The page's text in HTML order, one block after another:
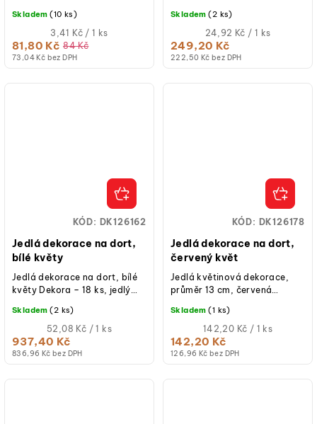
73,04 Kč bez DPH
81,80 Kč 84 Kč
Měrná
cena:
3,41 Kč / 1 ks
Skladem (10 ks)
dorty.
222,50 Kč bez DPH
249,20 Kč
Měrná
cena:
24,92 Kč / 1 ks
Skladem (2 ks)
zdobení dortů a dezertů.
Jedlá dekorace na dort,
bílé květy
836,96 Kč bez DPH
937,40 Kč
Měrná
cena:
52,08 Kč / 1 ks
Skladem (2 ks)
Jedlá dekorace na dort, bílé
květy Dekora – 18 ks, jedlý
k použití na dorty, cupcakes
KÓD: DK126162
Jedlá dekorace na dort,
červený květ
126,96 Kč bez DPH
142,20 Kč
Měrná
cena:
142,20 Kč / 1 ks
Skladem (1 ks)
Jedlá květinová dekorace,
průměr 13 cm, červená
použití na dorty a cupcakes,...
KÓD: DK126178